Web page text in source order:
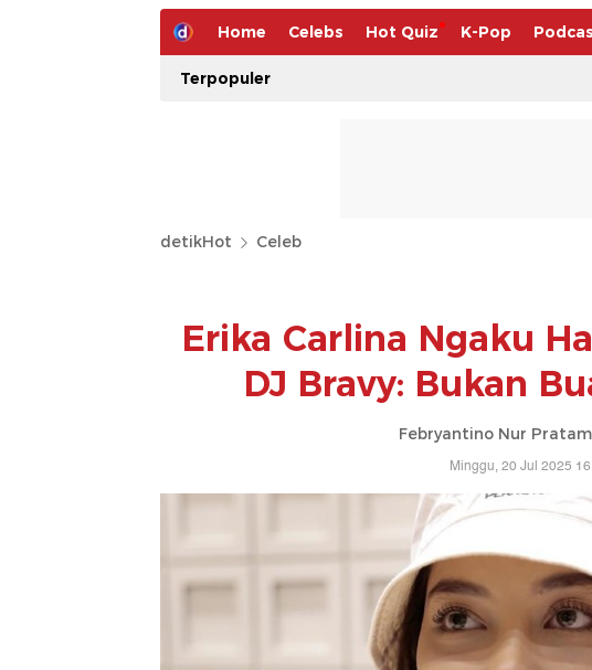
Home Celebs Hot Quiz K-Pop
Terpopuler
detikHot Celeb
Erika Carlina Ngaku
DJ Bravy: Bukan
Febryantino Nur
Minggu, 20 Jul 2025